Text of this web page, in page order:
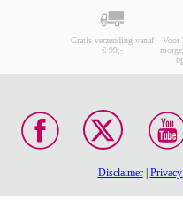
Gratis verzending vanaf
€ 99,-
Voor
Disclaimer|